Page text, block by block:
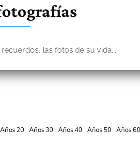
las fotos de su vida...
Años 20 Años 30 Años 40 Años 50 Años 60